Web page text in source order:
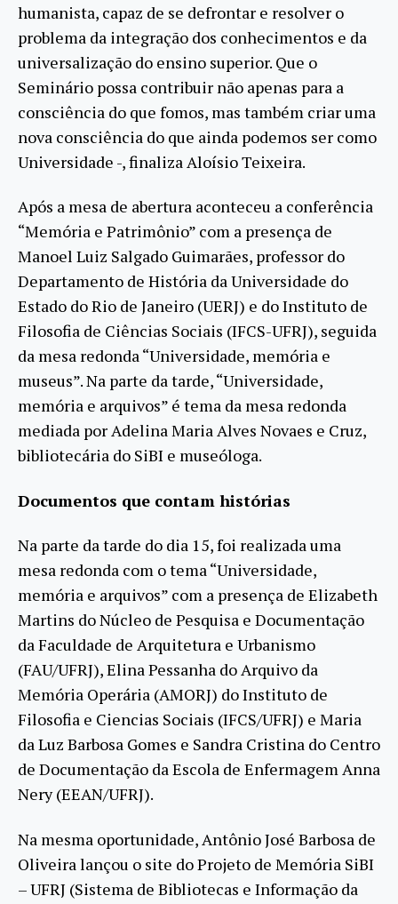
humanista, capaz de se defrontar e resolver o
problema da integração dos conhecimentos e da
universalização do ensino superior. Que o
Seminário possa contribuir não apenas para a
consciência do que fomos, mas também criar uma
nova consciência do que ainda podemos ser como
Universidade -, finaliza Aloísio Teixeira.
Após a mesa de abertura aconteceu a conferência
“Memória e Patrimônio” com a presença de
Manoel Luiz Salgado Guimarães, professor do
Departamento de História da Universidade do
Estado do Rio de Janeiro (UERJ) e do Instituto de
Filosofia de Ciências Sociais (IFCS-UFRJ), seguida
da mesa redonda “Universidade, memória e
museus”. Na parte da tarde, “Universidade,
memória e arquivos” é tema da mesa redonda
mediada por Adelina Maria Alves Novaes e Cruz,
bibliotecária do SiBI e museóloga.
Documentos que contam histórias
Na parte da tarde do dia 15, foi realizada uma
mesa redonda com o tema “Universidade,
memória e arquivos” com a presença de Elizabeth
Martins do Núcleo de Pesquisa e Documentação
da Faculdade de Arquitetura e Urbanismo
(FAU/UFRJ), Elina Pessanha do Arquivo da
Memória Operária (AMORJ) do Instituto de
Filosofia e Ciencias Sociais (IFCS/UFRJ) e Maria
da Luz Barbosa Gomes e Sandra Cristina do Centro
de Documentação da Escola de Enfermagem Anna
Nery (EEAN/UFRJ).
Na mesma oportunidade, Antônio José Barbosa de
Oliveira lançou o site do Projeto de Memória SiBI
– UFRJ (Sistema de Bibliotecas e Informação da